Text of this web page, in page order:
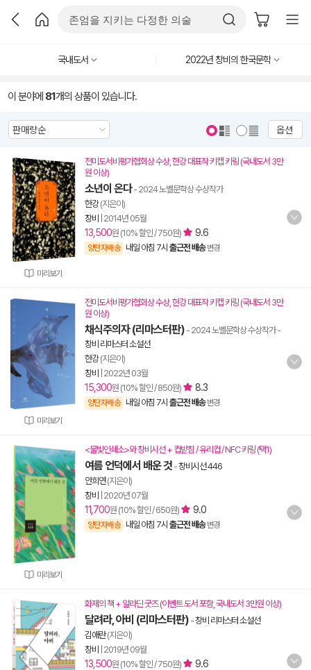
국내도서 2022년 창비의 한국문학
이 분야에 81개의 상품이 있습니다.
옵션
미리보기
전미도서비평가협회상 수상, 한강 대표작 키캡 키링 (국내도서 3만
원 이상)
소년이 온다- 2024 노벨문학상 수상작가
한강(지은이)
창비
2014년 05월
13,500원 (10% 할인 / 750원) 9.6
양탄자배송 내일 아침 7시 출근전 배송 변경
미리보기
전미도서비평가협회상 수상, 한강 대표작 키캡 키링 (국내도서 3만
원 이상)
채식주의자 (리마스터판) - 2024 노벨문학상 수상작가-
창비 리마스터 소설선
한강(지은이)
창비
2022년 03월
15,300원 (10% 할인 / 850원) 8.3
양탄자배송 내일 아침 7시 출근전 배송 변경
미리보기
<물빛인쇄소>와 창비시선 + 컵받침 / 유리컵 / NFC 키링 (택1)
여름 언덕에서 배운 것 -창비시선 446
안희연(지은이)
창비
2020년 07월
11,700원 (10% 할인 / 650원) 9.0
양탄자배송 내일 아침 7시 출근전 배송 변경
화제의 책 + 알라딘 굿즈 (이벤트 도서 포함, 국내도서 3만원 이상)
달려라, 아비 (리마스터판) -창비 리마스터 소설선
김애란(지은이)
창비
2019년 09월
13,500원 (10% 할인 / 750원) 9.6